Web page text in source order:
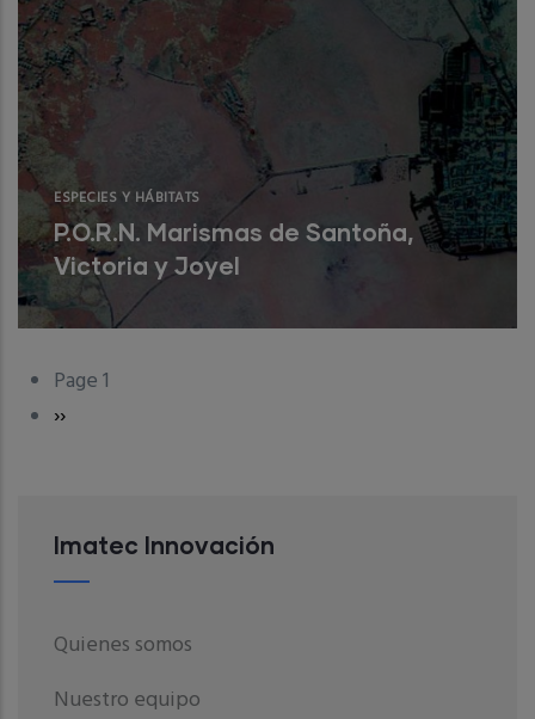
ESPECIES Y HÁBITATS
P.O.R.N. Marismas de Santoña,
Victoria y Joyel
Elaboración de la revisión del P.O.R.N.
Read More
Pagination
Page 1
Next
››
Imatec Innovación
Quienes somos
Nuestro equipo